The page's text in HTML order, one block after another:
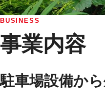
BUSINESS
事業内容
駐車場設備か